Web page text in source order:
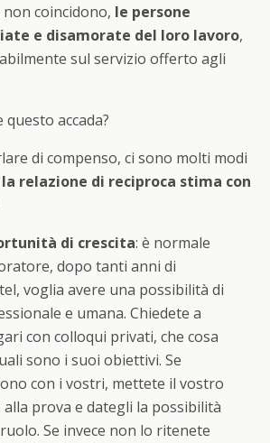
non coincidono, le persone
e disamorate del loro lavoro,
sul servizio offerto agli
accada?
di compenso, ci sono molti modi
relazione di reciproca stima con
di crescita: è normale
dopo tanti anni di
voglia avere una possibilità di
e umana. Chiedete a
con colloqui privati, che cosa
sono i suoi obiettivi. Se
con i vostri, mettete il vostro
prova e dategli la possibilità
Se invece non lo ritenete